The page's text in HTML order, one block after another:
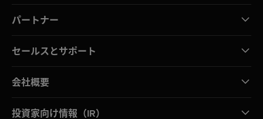
パートナー
セールスとサポート
会社概要
投資家向け情報（IR）